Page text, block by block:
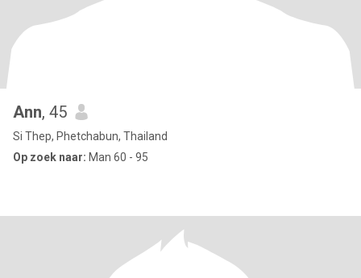
Ann, 45
Si Thep, Phetchabun, Thailand
Op zoek naar: Man 60 - 95